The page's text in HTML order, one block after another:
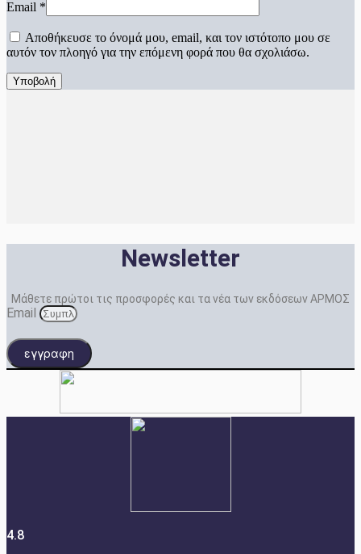
Email *
Αποθήκευσε το όνομά μου, email, και τον ιστότοπο μου σε
αυτόν τον πλοηγό για την επόμενη φορά που θα σχολιάσω.
Newsletter
Μάθετε πρώτοι τις προσφορές και τα νέα των εκδόσεων ΑΡΜΟΣ
Email
εγγραφη
4.8